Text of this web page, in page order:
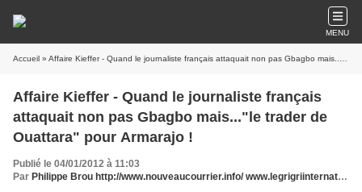
MENU
Accueil » Affaire Kieffer - Quand le journaliste français attaquait non pas Gbagbo mais..."le trader de Ouattara" pour Armarajo !
Affaire Kieffer - Quand le journaliste français
attaquait non pas Gbagbo mais..."le trader de
Ouattara" pour Armarajo !
Publié le 04/01/2012 à 11:03
Par Philippe Brou http://www.nouveaucourrier.info/ www.legrigriinternational.com